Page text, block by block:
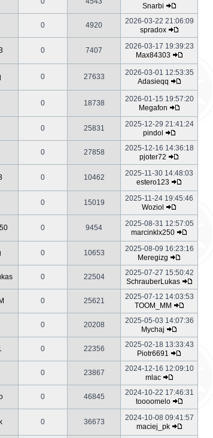
Snarbi
0 4920
2026-03-22 21:06:09
spradox
0 7407
2026-03-17 19:39:23
Max84303
0 27633
2026-03-01 12:53:35
Adasieqq
0 18738
2026-01-15 19:57:20
Megafon
0 25831
2025-12-29 21:41:24
pindol
0 27858
2025-12-16 14:36:18
pjoter72
0 10462
2025-11-30 14:48:03
estero123
0 15019
2025-11-24 19:45:46
Woziol
0 9454
2025-08-31 12:57:05
marcinklx250
0 10653
2025-08-09 16:23:16
Meregizg
0 22504
2025-07-27 15:50:42
SchrauberLukas
0 25621
2025-07-12 14:03:53
TOOM_MM
0 20208
2025-05-03 14:07:36
Mychaj
0 22356
2025-02-18 13:33:43
Piotr6691
0 23867
2024-12-16 12:09:10
mlac
0 46845
2024-10-22 17:46:31
toooomelo
0 36673
2024-10-08 09:41:57
maciej_pk